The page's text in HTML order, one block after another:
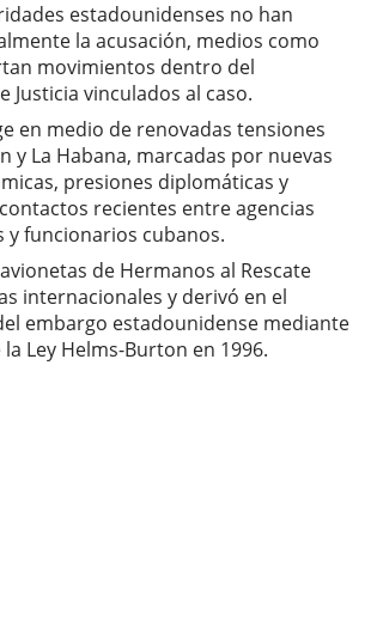
estadounidenses no han
la acusación, medios como
movimientos dentro del
Justicia vinculados al caso.
en medio de renovadas tensiones
y La Habana, marcadas por nuevas
presiones diplomáticas y
recientes entre agencias
y funcionarios cubanos.
de Hermanos al Rescate
internacionales y derivó en el
embargo estadounidense mediante
Ley Helms-Burton en 1996.